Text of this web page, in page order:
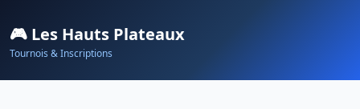
🎮 Les Hauts Plateaux
Tournois & Inscriptions